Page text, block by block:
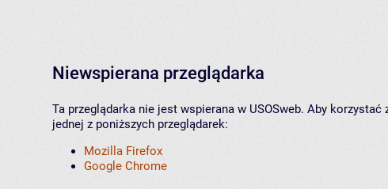
Niewspierana przeglądarka
Ta przeglądarka nie jest wspierana w USOSweb. Aby
jednej z poniższych przeglądarek:
Mozilla Firefox
Google Chrome